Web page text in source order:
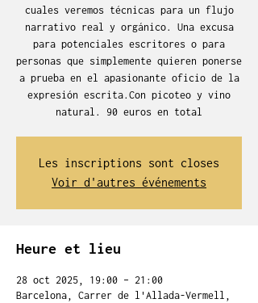
cuales veremos técnicas para un flujo
narrativo real y orgánico. Una excusa
para potenciales escritores o para
personas que simplemente quieren ponerse
a prueba en el apasionante oficio de la
expresión escrita.Con picoteo y vino
natural. 90 euros en total
Les inscriptions sont closes
Voir d'autres événements
Heure et lieu
28 oct 2025, 19:00 – 21:00
Barcelona, Carrer de l'Allada-Vermell,